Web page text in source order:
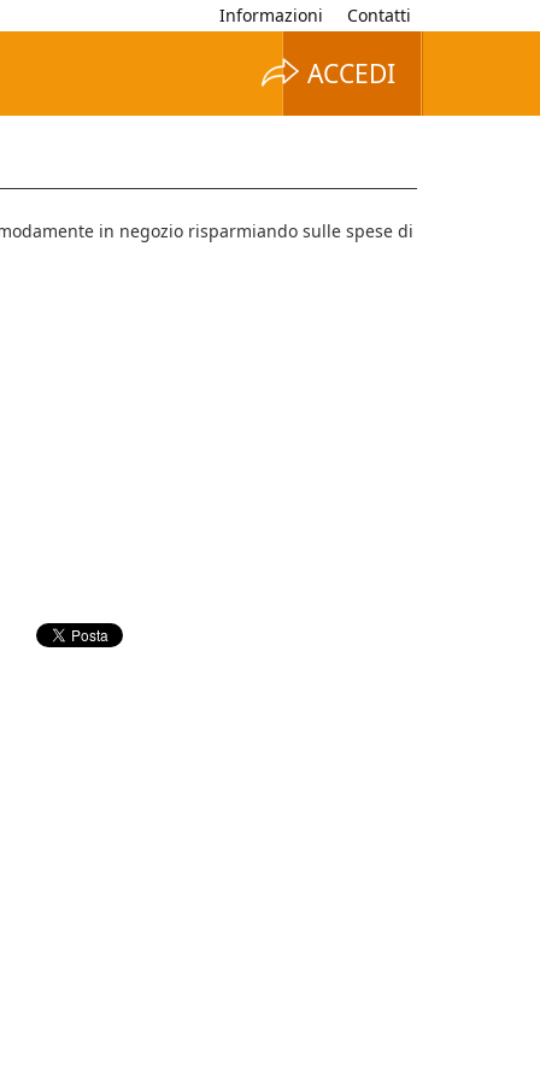
Informazioni Contatti
ACCEDI
in negozio risparmiando sulle spese di